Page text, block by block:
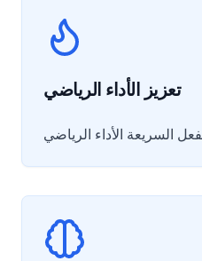
تعزيز الأداء الرياضي